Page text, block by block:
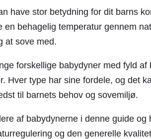
have stor betydning for dit barns
behagelig temperatur gennem
at sove med.
forskellige babydyner med fyld
Hver type har sine fordele, og det
til barnets behov og sovemiljø.
af babydynerne i denne guide og
og den generelle